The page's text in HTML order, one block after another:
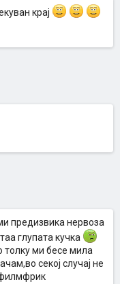
крај
предизвика нервоза
глупата кучка
толку ми бесе мила
секој случај не
филмфрик